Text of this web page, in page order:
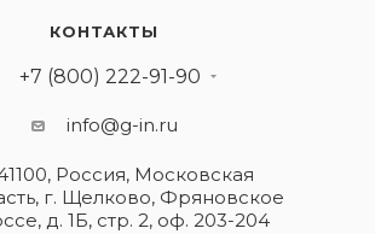
КОНТАКТЫ
+7 (800) 222-91-90
info@g-in.ru
Россия, Московская
г. Щелково, Фряновское
д. 1Б, стр. 2, оф. 203-204